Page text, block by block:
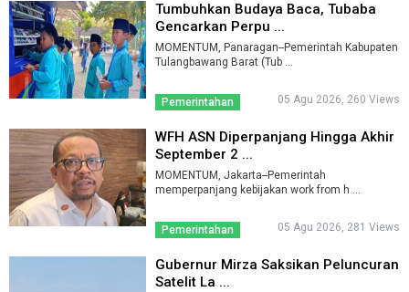
Tumbuhkan Budaya Baca, Tubaba
Gencarkan Perpu ...
MOMENTUM, Panaragan--Pemerintah Kabupaten
Tulangbawang Barat (Tub ...
Pemerintahan 05 Agu 2026, 260 Views
WFH ASN Diperpanjang Hingga Akhir
September 2 ...
MOMENTUM, Jakarta--Pemerintah
memperpanjang kebijakan work from h ...
Pemerintahan 05 Agu 2026, 281 Views
Gubernur Mirza Saksikan Peluncuran
Satelit La ...